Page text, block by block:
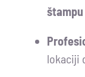
štampu
lokaciji